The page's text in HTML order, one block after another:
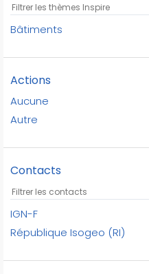
terrains de tennis
équipements sportifs
Bâtiments
Actions
Aucune
Autre
Contacts
IGN-F
République Isogeo (RI)